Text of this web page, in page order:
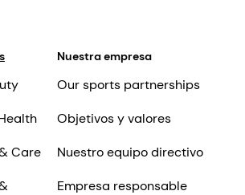
Care
Nuestra empresa
Our sports partnerships
Objetivos y valores
Nuestro equipo directivo
Empresa responsable